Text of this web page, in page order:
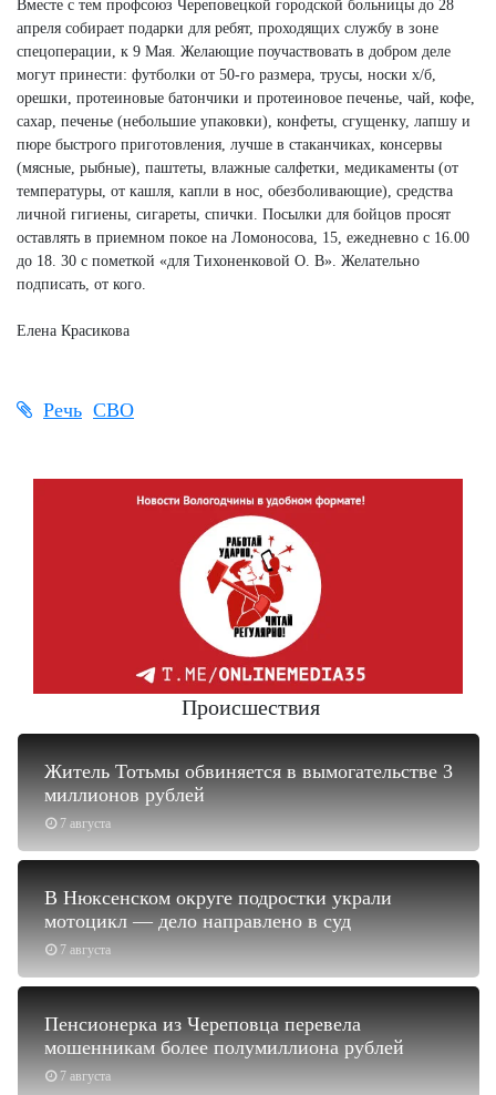
Вместе с тем профсоюз Череповецкой городской больницы до 28
апреля собирает подарки для ребят, проходящих службу в зоне
спецоперации, к 9 Мая. Желающие поучаствовать в добром деле
могут принести: футболки от 50-го размера, трусы, носки х/б,
орешки, протеиновые батончики и протеиновое печенье, чай, кофе,
сахар, печенье (небольшие упаковки), конфеты, сгущенку, лапшу и
пюре быстрого приготовления, лучше в стаканчиках, консервы
(мясные, рыбные), паштеты, влажные салфетки, медикаменты (от
температуры, от кашля, капли в нос, обезболивающие), средства
личной гигиены, сигареты, спички. Посылки для бойцов просят
оставлять в приемном покое на Ломоносова, 15, ежедневно с 16.00
до 18. 30 с пометкой «для Тихоненковой О. В». Желательно
подписать, от кого.
Елена Красикова
Речь СВО
Происшествия
7 августа
Житель Тотьмы обвиняется в вымогательстве 3
миллионов рублей
7 августа
В Нюксенском округе подростки украли
мотоцикл — дело направлено в суд
7 августа
Пенсионерка из Череповца перевела
мошенникам более полумиллиона рублей